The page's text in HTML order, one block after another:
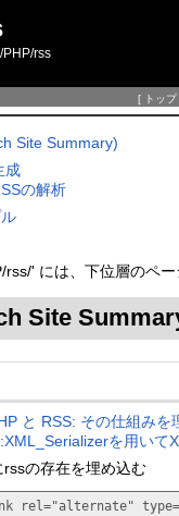
PHP/rss
[ トップ
Site Summary)
成
の解析
rss/' には、下位層のペ
Site
と RSS: その仕組みを
を用いて
rssの存在を埋め込む
rel="alternate"